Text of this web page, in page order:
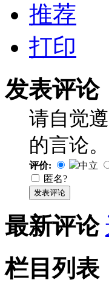
推荐
打印
发表评论
请自觉
的言论。
评价: 中立
匿名?
发表评论
最新评论
栏目列表